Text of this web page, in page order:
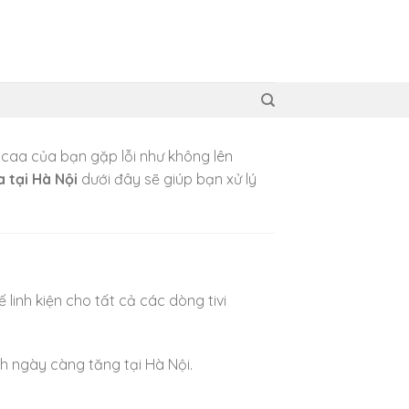
của bạn gặp lỗi như không lên
tại Hà Nội dưới đây sẽ giúp bạn xử lý
linh kiện cho tất cả các dòng tivi
ngày càng tăng tại Hà Nội.